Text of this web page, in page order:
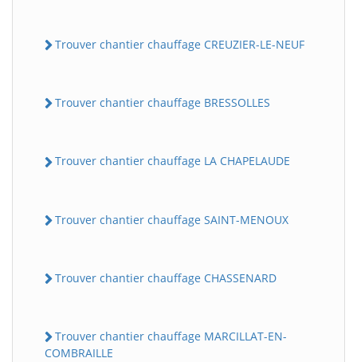
Trouver chantier chauffage CREUZIER-LE-NEUF
Trouver chantier chauffage BRESSOLLES
Trouver chantier chauffage LA CHAPELAUDE
Trouver chantier chauffage SAINT-MENOUX
Trouver chantier chauffage CHASSENARD
Trouver chantier chauffage MARCILLAT-EN-
COMBRAILLE